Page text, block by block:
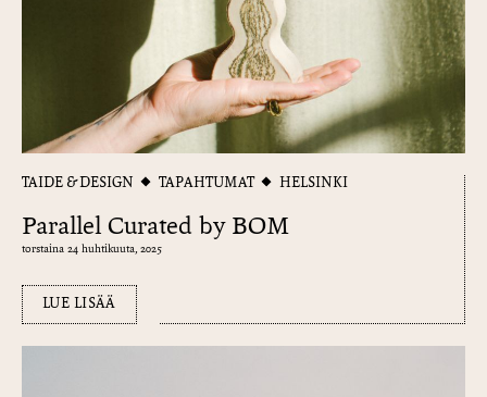
TAIDE & DESIGN TAPAHTUMAT HELSINKI
Parallel Curated by BOM
torstaina 24 huhtikuuta, 2025
LUE LISÄÄ